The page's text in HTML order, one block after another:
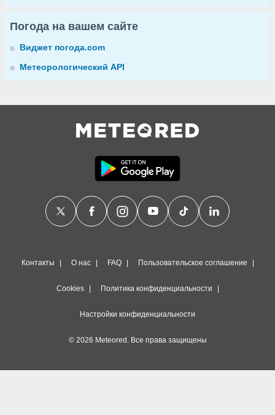
Погода на вашем сайте
Виджет погода.com
Метеорологический API
Контакты О нас FAQ Пользовательское соглашение
Cookies Политика конфиденциальности
Настройки конфиденциальности
© 2026 Meteored. Все права защищены